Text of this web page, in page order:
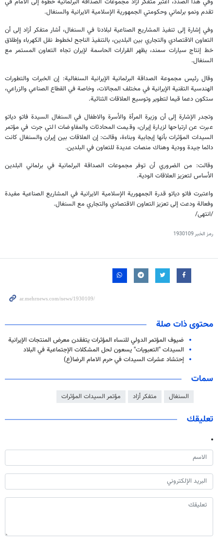
تقدم ونمو برلماني وحكومتي الجمهورية الإسلامية الايرانية والسنغال.
وفي إشارة إلى تنفيذ المشاريع الصناعية لبلادنا في السنغال، أشار متفكر أزاد إلى أن
التعاون الاقتصادي والتجاري بين البلدين، بالتنفيذ الناجح لخطوط نقل الكهرباء وإطلاق
خط إنتاج سيارات سمند، يظهر القرارات الحاسمة لإيران تجاه التعاون المستمر مع
السنغال.
وقال رئيس مجموعة الصداقة البرلمانية الإيرانية السنغالية: إن الخبرات والتطورات
الهندسية التقنية الإيرانية في مختلف المجالات، وخاصة في القطاع الصناعي والزراعي،
ستكون دعما قيما لتطوير وتوسيع العلاقات الثنائية.
وتجدر الإشارة إلى أن وزيرة المرأة والأسرة والاطفال في السنغال السيدة فاتو دياتو
عبرت عن ارتياحها لزيارة إيران، وقيمت المحادثات والمفاوضات التي جرت في مؤتمر
السيدات المؤثرات بأنها إيجابية وبناءة، وقالت: إن العلاقات بين إيران والسنغال كانت
دائما جيدة وودية وهناك منصات عديدة للتعاون في البلدين.
وقالت: من الضروري أن توفر مجموعات الصداقة البرلمانية في برلماني البلدين
الأساس لتعزيز العلاقات الودية.
واعتبرت فاتو دياتو قدرة الجمهورية الإسلامية الايرانية في المشاريع الصناعية مفيدة
وفعالة ودعت إلى تعزيز التعاون الاقتصادي والتجاري مع السنغال.
/انتهى/
رمز الخبر1930109
محتوى ذات صلة
ضيوف المؤتمر الدولي للنساء المؤثرات يتفقدن معرض المنتجات الإيرانية
السيدات "التعبويات" يسعون لحل المشكلات الإجتماعية في البلاد
إحتشاد عشرات السيدات في حرم الامام الرضا(ع)
سمات
السنغال متفكر أزاد مؤتمر السيدات المؤثرات
تعليقك